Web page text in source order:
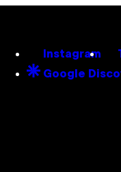
Instagram
Google